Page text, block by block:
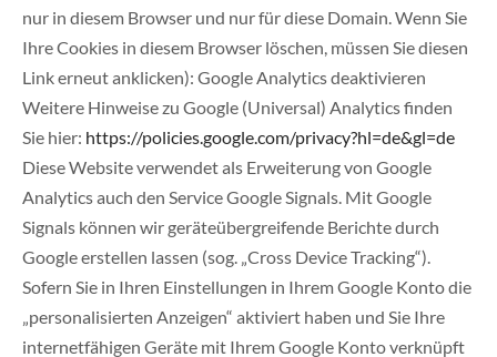
nur in diesem Browser und nur für diese Domain. Wenn Sie
Ihre Cookies in diesem Browser löschen, müssen Sie diesen
Link erneut anklicken): Google Analytics deaktivieren
Weitere Hinweise zu Google (Universal) Analytics finden
Sie hier: https://policies.google.com/privacy?hl=de&gl=de
Diese Website verwendet als Erweiterung von Google
Analytics auch den Service Google Signals. Mit Google
Signals können wir geräteübergreifende Berichte durch
Google erstellen lassen (sog. „Cross Device Tracking“).
Sofern Sie in Ihren Einstellungen in Ihrem Google Konto die
„personalisierten Anzeigen“ aktiviert haben und Sie Ihre
internetfähigen Geräte mit Ihrem Google Konto verknüpft